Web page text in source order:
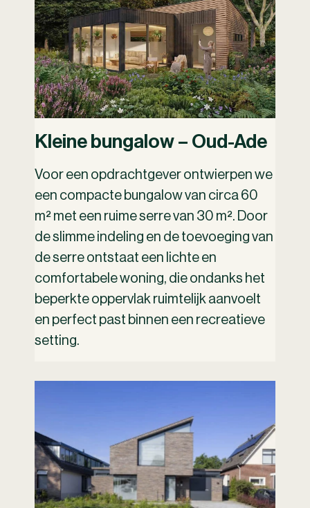
Kleine bungalow – Oud-Ade
Voor een opdrachtgever ontwierpen we
een compacte bungalow van circa 60
m² met een ruime serre van 30 m². Door
de slimme indeling en de toevoeging van
de serre ontstaat een lichte en
comfortabele woning, die ondanks het
beperkte oppervlak ruimtelijk aanvoelt
en perfect past binnen een recreatieve
setting.